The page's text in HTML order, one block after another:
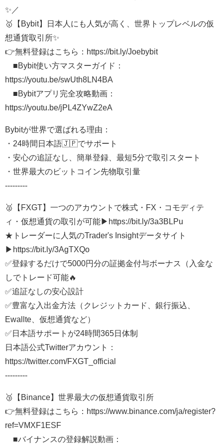
✨／
🥇【Bybit】日本人にも人気が高く、世界トップレベルの仮
想通貨取引所✨
👉無料登録はこちら：https://bit.ly/Joebybit
■Bybit使い方マスターガイド：
https://youtu.be/swUth8LN4BA
■Bybitアプリ完全攻略動画：
https://youtu.be/jPL4ZYwZ2eA
Bybitが世界で選ばれる理由：
・24時間日本語🇯🇵でサポート
・安心の追証なし、簡単登録、最短5分で取引スタート
・世界最大のビットコイン先物取引量
---------
🥈【FXGT】一つのアカウントで株式・FX・コモディテ
ィ・仮想通貨の取引が可能▶︎https://bit.ly/3a3BLPu
★トレーダーに人気のTrader's Insightデータサイト
▶︎https://bit.ly/3AgTXQo
✅登録するだけで5000円分の証拠金付与ボーナス（入金な
しでトレード可能🔥
✅追証なしの安心設計
✅豊富な入出金方法（クレジットカード、銀行振込、
Ewallte、仮想通貨など）
✅日本語サポートが24時間365日体制
日本語公式Twitterアカウント：
https://twitter.com/FXGT_official
---------
🥉【Binance】世界最大の仮想通貨取引所
👉無料登録はこちら：https://www.binance.com/ja/register?
ref=VMXF1ESF
■バイナンスの登録解説動画：